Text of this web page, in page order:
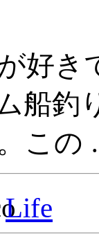
好き
船釣
こ
Life